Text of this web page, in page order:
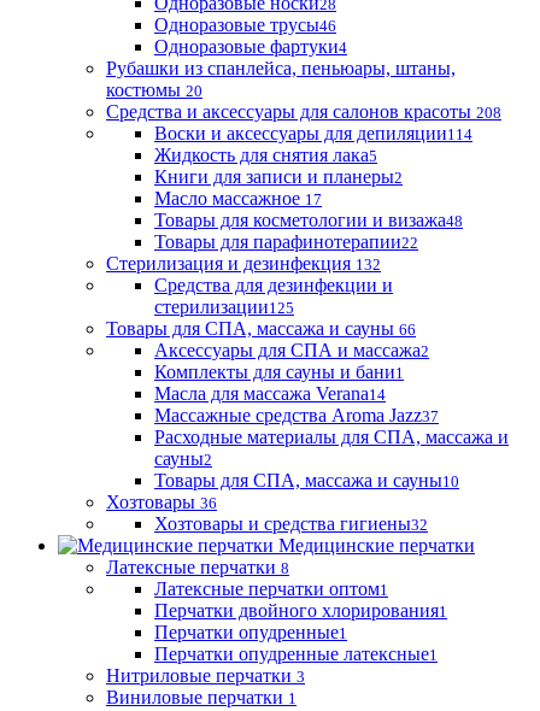
28
Одноразовые трусы46
Одноразовые фартуки4
Рубашки из спанлейса, пеньюары, штаны,
костюмы 20
Средства и аксессуары для салонов красоты 208
Воски и аксессуары для депиляции114
Жидкость для снятия лака5
Книги для записи и планеры2
Масло массажное 17
Товары для косметологии и визажа48
Товары для парафинотерапии22
Стерилизация и дезинфекция 132
Средства для дезинфекции и
стерилизации125
Товары для СПА, массажа и сауны 66
Аксессуары для СПА и массажа2
Комплекты для сауны и бани1
Масла для массажа Verana14
Массажные средства Aroma Jazz37
Расходные материалы для СПА, массажа и
сауны2
Товары для СПА, массажа и сауны10
Хозтовары 36
Хозтовары и средства гигиены32
Медицинские перчатки
Латексные перчатки 8
Латексные перчатки оптом1
Перчатки двойного хлорирования1
Перчатки опудренные1
Перчатки опудренные латексные1
Нитриловые перчатки 3
Виниловые перчатки 1